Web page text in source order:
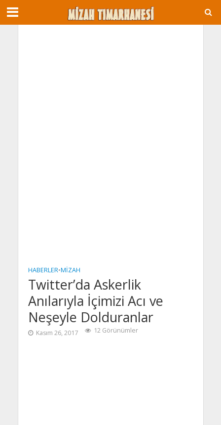
HABERLER•MIZAH
Twitter’da Askerlik
Anılarıyla İçimizi Acı ve
Neşeyle Dolduranlar
Kasım 26, 2017 12 Görünümler